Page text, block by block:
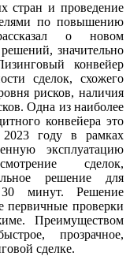
стран и проведение
по повышению
о новом
значительно
конвейер
сделок, схожего
рисков, наличия
Одна из наиболее
конвейера это
году в рамках
эксплуатацию
сделок,
решение для
минут. Решение
первичные проверки
Преимуществом
прозрачное,
сделке.